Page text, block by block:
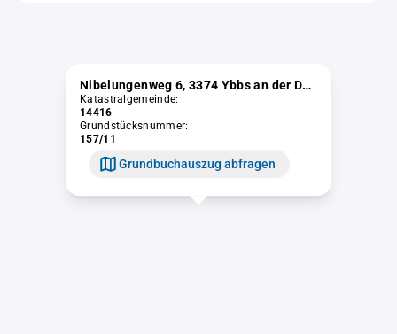
Nibelungenweg 6, 3374 Ybbs an der Donau
Katastralgemeinde:
14416
Grundstücksnummer:
157/11
Grundbuchauszug abfragen